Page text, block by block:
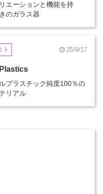
エーションと機能を持
のガラス器
ト 25/9/17
プラスチック純度100％の
リアル